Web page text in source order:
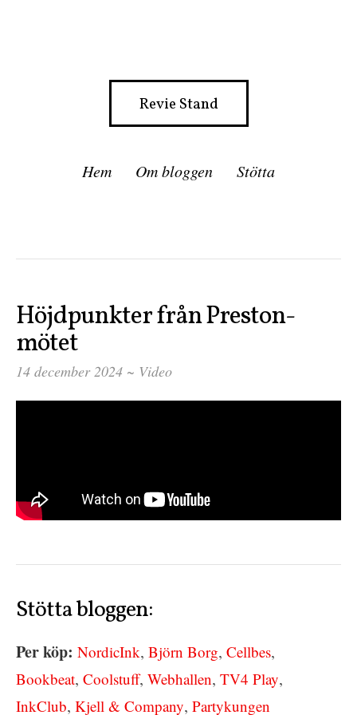
Revie Stand
Hem Om bloggen Stötta
Höjdpunkter från Preston-
mötet
14 december 2024 ~ Video
Stötta bloggen:
Per köp: NordicInk, Björn Borg, Cellbes,
Bookbeat, Coolstuff, Webhallen, TV4 Play,
InkClub, Kjell & Company, Partykungen